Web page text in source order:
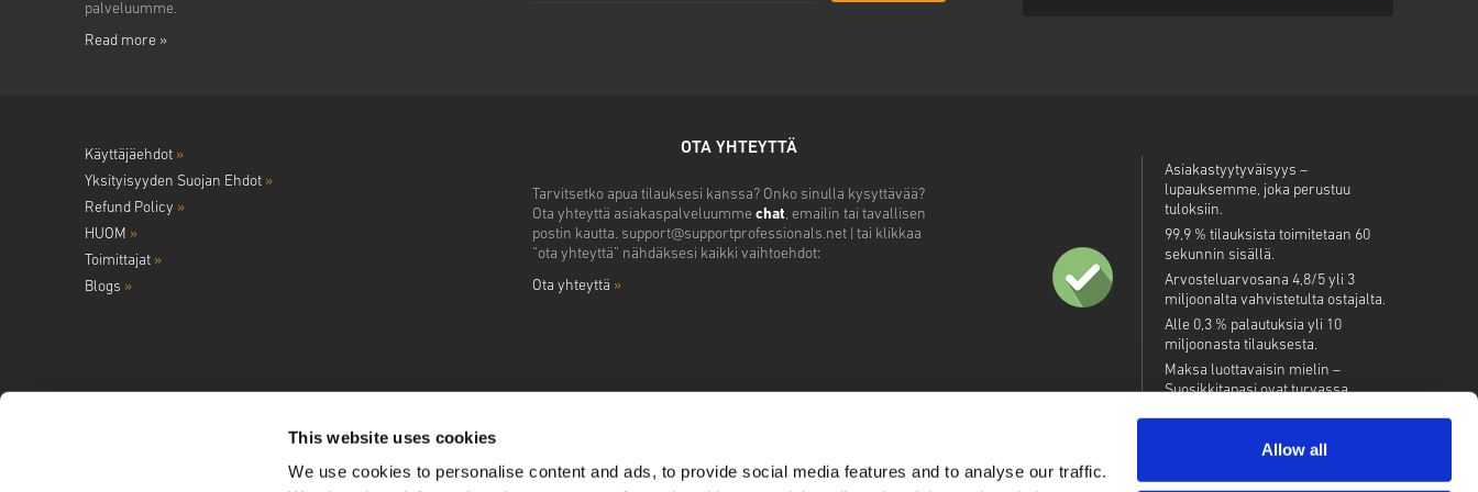
This website uses cookies
We use cookies to personalise content and ads, to provide social media features and to analyse our traffic.
Allow all
palveluumme.
Read more »
Käyttäjäehdot »
Yksityisyyden Suojan Ehdot »
Refund Policy »
HUOM »
Toimittajat »
Blogs »
OTA YHTEYTTÄ
Tarvitsetko apua tilauksesi kanssa? Onko sinulla kysyttävää?
Ota yhteyttä asiakaspalveluumme chat, emailin tai tavallisen
postin kautta. support@supportprofessionals.net| tai klikkaa
“ota yhteyttä” nähdäksesi kaikki vaihtoehdot:
Ota yhteyttä »
Asiakastyytyväisyys –
lupauksemme, joka perustuu
tuloksiin.
99,9 % tilauksista toimitetaan 60
sekunnin sisällä.
Arvosteluarvosana 4,8/5 yli 3
miljoonalta vahvistetulta ostajalta.
Alle 0,3 % palautuksia yli 10
miljoonasta tilauksesta.
Maksa luottavaisin mielin –
Suosikkitapasi ovat turvassa.